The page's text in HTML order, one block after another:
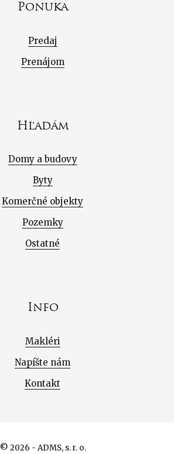
Ponuka
Predaj
Prenájom
Hľadám
Domy a budovy
Byty
Komerčné objekty
Pozemky
Ostatné
Info
Makléri
Napíšte nám
Kontakt
© 2026 - ADMS, s. r. o.